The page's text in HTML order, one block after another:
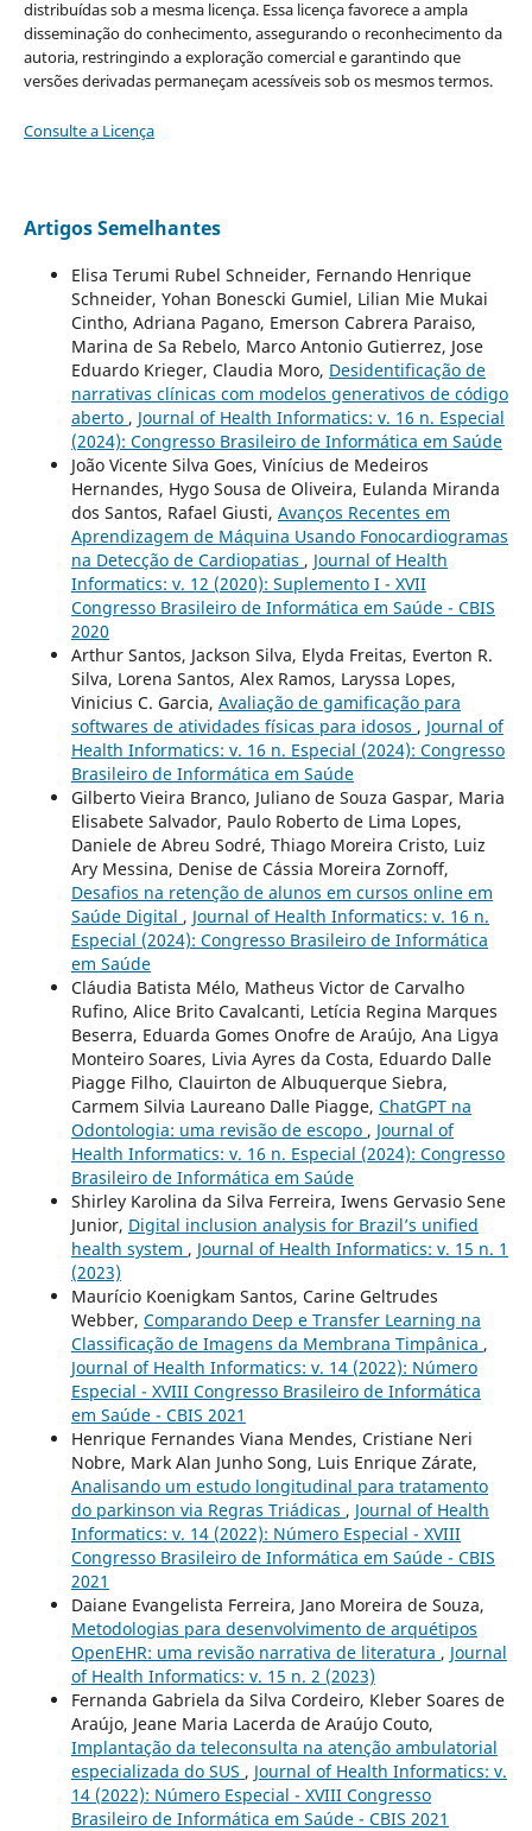
distribuídas sob a mesma licença. Essa licença favorece a ampla
disseminação do conhecimento, assegurando o reconhecimento da
autoria, restringindo a exploração comercial e garantindo que
versões derivadas permaneçam acessíveis sob os mesmos termos.
Consulte a Licença
Artigos Semelhantes
Elisa Terumi Rubel Schneider, Fernando Henrique
Schneider, Yohan Bonescki Gumiel, Lilian Mie Mukai
Cintho, Adriana Pagano, Emerson Cabrera Paraiso,
Marina de Sa Rebelo, Marco Antonio Gutierrez, Jose
Eduardo Krieger, Claudia Moro, Desidentificação de
narrativas clínicas com modelos generativos de código
aberto , Journal of Health Informatics: v. 16 n. Especial
(2024): Congresso Brasileiro de Informática em Saúde
João Vicente Silva Goes, Vinícius de Medeiros
Hernandes, Hygo Sousa de Oliveira, Eulanda Miranda
dos Santos, Rafael Giusti, Avanços Recentes em
Aprendizagem de Máquina Usando Fonocardiogramas
na Detecção de Cardiopatias , Journal of Health
Informatics: v. 12 (2020): Suplemento I - XVII
Congresso Brasileiro de Informática em Saúde - CBIS
2020
Arthur Santos, Jackson Silva, Elyda Freitas, Everton R.
Silva, Lorena Santos, Alex Ramos, Laryssa Lopes,
Vinicius C. Garcia, Avaliação de gamificação para
softwares de atividades físicas para idosos , Journal of
Health Informatics: v. 16 n. Especial (2024): Congresso
Brasileiro de Informática em Saúde
Gilberto Vieira Branco, Juliano de Souza Gaspar, Maria
Elisabete Salvador, Paulo Roberto de Lima Lopes,
Daniele de Abreu Sodré, Thiago Moreira Cristo, Luiz
Ary Messina, Denise de Cássia Moreira Zornoff,
Desafios na retenção de alunos em cursos online em
Saúde Digital , Journal of Health Informatics: v. 16 n.
Especial (2024): Congresso Brasileiro de Informática
em Saúde
Cláudia Batista Mélo, Matheus Victor de Carvalho
Rufino, Alice Brito Cavalcanti, Letícia Regina Marques
Beserra, Eduarda Gomes Onofre de Araújo, Ana Ligya
Monteiro Soares, Livia Ayres da Costa, Eduardo Dalle
Piagge Filho, Clauirton de Albuquerque Siebra,
Carmem Silvia Laureano Dalle Piagge, ChatGPT na
Odontologia: uma revisão de escopo , Journal of
Health Informatics: v. 16 n. Especial (2024): Congresso
Brasileiro de Informática em Saúde
Shirley Karolina da Silva Ferreira, Iwens Gervasio Sene
Junior, Digital inclusion analysis for Brazil’s unified
health system , Journal of Health Informatics: v. 15 n. 1
(2023)
Maurício Koenigkam Santos, Carine Geltrudes
Webber, Comparando Deep e Transfer Learning na
Classificação de Imagens da Membrana Timpânica ,
Journal of Health Informatics: v. 14 (2022): Número
Especial - XVIII Congresso Brasileiro de Informática
em Saúde - CBIS 2021
Henrique Fernandes Viana Mendes, Cristiane Neri
Nobre, Mark Alan Junho Song, Luis Enrique Zárate,
Analisando um estudo longitudinal para tratamento
do parkinson via Regras Triádicas , Journal of Health
Informatics: v. 14 (2022): Número Especial - XVIII
Congresso Brasileiro de Informática em Saúde - CBIS
2021
Daiane Evangelista Ferreira, Jano Moreira de Souza,
Metodologias para desenvolvimento de arquétipos
OpenEHR: uma revisão narrativa de literatura , Journal
of Health Informatics: v. 15 n. 2 (2023)
Fernanda Gabriela da Silva Cordeiro, Kleber Soares de
Araújo, Jeane Maria Lacerda de Araújo Couto,
Implantação da teleconsulta na atenção ambulatorial
especializada do SUS , Journal of Health Informatics: v.
14 (2022): Número Especial - XVIII Congresso
Brasileiro de Informática em Saúde - CBIS 2021